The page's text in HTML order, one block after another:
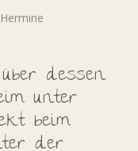
dessen
unter
beim